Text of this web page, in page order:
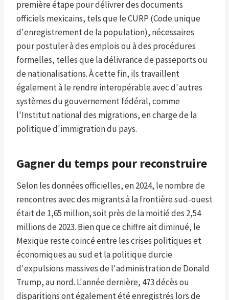
première étape pour délivrer des documents
officiels mexicains, tels que le CURP (Code unique
d'enregistrement de la population), nécessaires
pour postuler à des emplois ou à des procédures
formelles, telles que la délivrance de passeports ou
de nationalisations. À cette fin, ils travaillent
également à le rendre interopérable avec d'autres
systèmes du gouvernement fédéral, comme
l'Institut national des migrations, en charge de la
politique d'immigration du pays.
Gagner du temps pour reconstruire
Selon les données officielles, en 2024, le nombre de
rencontres avec des migrants à la frontière sud-ouest
était de 1,65 million, soit près de la moitié des 2,54
millions de 2023. Bien que ce chiffre ait diminué, le
Mexique reste coincé entre les crises politiques et
économiques au sud et la politique durcie
d'expulsions massives de l'administration de Donald
Trump, au nord. L'année dernière, 473 décès ou
disparitions ont également été enregistrés lors de